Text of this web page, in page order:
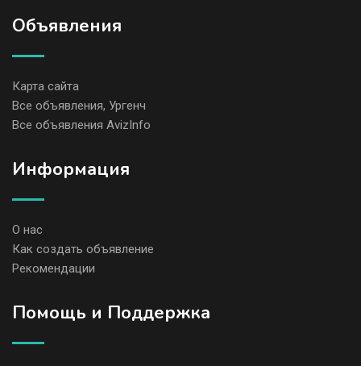
Объявления
Карта сайта
Все объявления, Ургенч
Все объявления AvizInfo
Информация
О нас
Как создать объявление
Рекомендации
Помощь и Поддержка